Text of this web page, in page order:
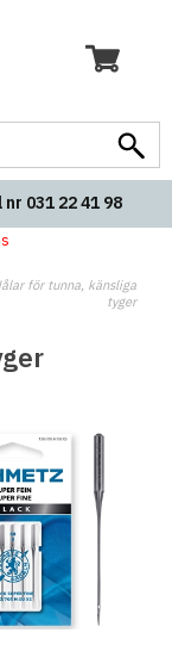
nr 031 22 41 98
för tunna, känsliga
tyger